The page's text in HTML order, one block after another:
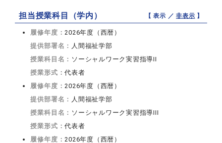
担当授業科目（学内） 【 表示 ／非表示 】
履修年度：2026年度（西暦）
提供部署名： 人間福祉学部
授業科目名： ソーシャルワーク実習指導II
授業形式：代表者
履修年度：2026年度（西暦）
提供部署名： 人間福祉学部
授業科目名： ソーシャルワーク実習指導III
授業形式：代表者
履修年度：2026年度（西暦）